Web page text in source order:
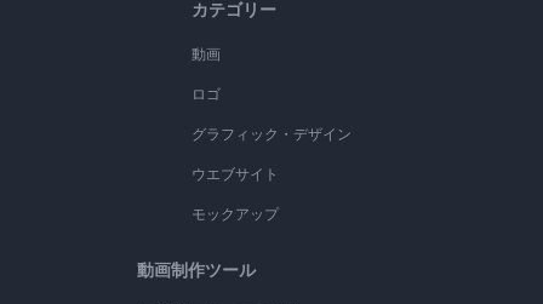
カテゴリー
動画
ロゴ
グラフィック・デザイン
ウエブサイト
モックアップ
動画制作ツール